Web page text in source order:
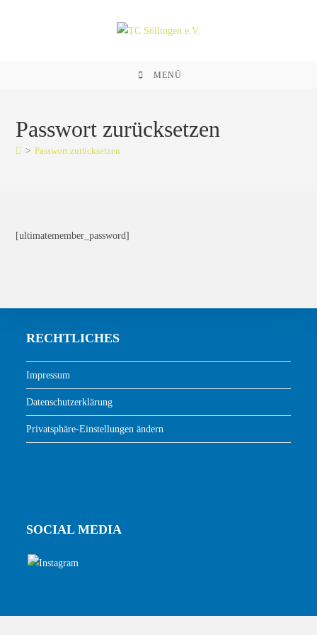
MENÜ
Passwort zurücksetzen
> Passwort zurücksetzen
[ultimatemember_password]
RECHTLICHES
Impressum
Datenschutzerklärung
Privatsphäre-Einstellungen ändern
SOCIAL MEDIA